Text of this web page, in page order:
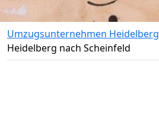
Umzugsunternehmen Heidelberg
Heidelberg nach Scheinfeld